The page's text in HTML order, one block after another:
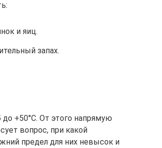
и яиц.
запах.
+50°C. От этого напрямую
вопрос, при какой
предел для них невысок и